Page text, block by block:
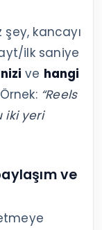
kancayı
ilk saniye
ve hangi
“Reels
iki yeri
ve